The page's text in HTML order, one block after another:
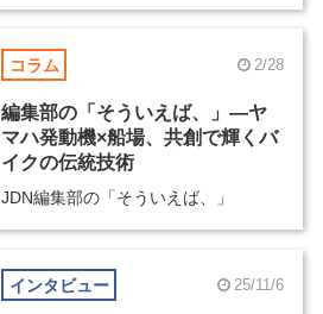
コラム 2/28
編集部の「そういえば、」―ヤ
マハ発動機×船場、共創で輝くバ
イクの伝統技術
JDN編集部の「そういえば、」
インタビュー 25/11/6